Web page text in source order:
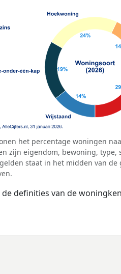
het percentage woningen
zijn eigendom, bewoning, type,
staat in het midden van de
definities van de